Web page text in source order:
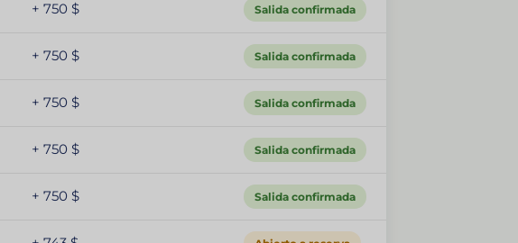
+ 750 $ Salida confirmada
+ 750 $ Salida confirmada
+ 750 $ Salida confirmada
+ 750 $ Salida confirmada
+ 750 $ Salida confirmada